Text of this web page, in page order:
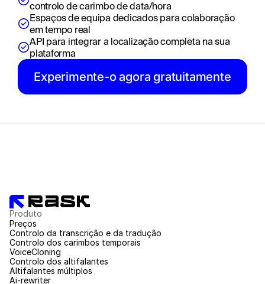
controlo de carimbo de data/hora
Espaços de equipa dedicados para colaboração
em tempo real
API para integrar a localização completa na sua
plataforma
Experimente-o agora gratuitamente
Produto
Preços
Controlo da transcrição e da tradução
Controlo dos carimbos temporais
VoiceCloning
Controlo dos altifalantes
Altifalantes múltiplos
Ai-rewriter